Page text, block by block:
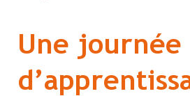
Une journée